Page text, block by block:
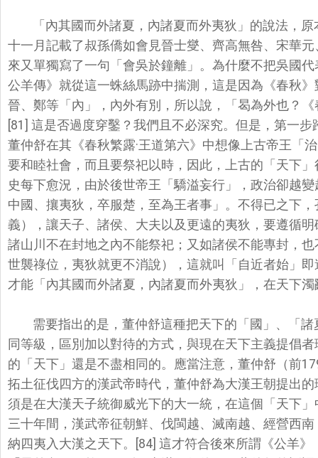
「內其國而外諸夏，內諸夏而外夷狄」的說法，
十一月記載了叔孫僑如會見晉士燮、齊高無咎、 宋華
來又單獨寫了一句「會吳於鐘離」。 為什麼不把吳國
公羊傳》就從這一蛛絲馬跡中揣測，這是因為《春秋》
晉、鄭等「內」， 內外有別，所以說，「曷為外也？
[81] 這是否過度穿鑿？我們且不必深究。但是， 第一步
董仲舒在其《春秋繁露·王道第六》中想像上古帝王「
要和睦社會，而且要祭祀以時，因此，上古的「 天下」
史每下愈況，由於後世帝王「驕溢妄行」， 政治卻越
中國、 攘夷狄，卒服楚，至為王者事」。不得已之下
義），讓天子、諸侯、 大夫以及更遠的夷狄，要遵循
諸山川不在封地之內不能祭祀；又如諸侯不能專封， 也
世襲祿位， 夷狄就更不消說），這就叫「自近者始」
才能「內其國而外諸夏， 內諸夏而外夷狄」，在天下
需要指出的是，董仲舒這種把天下的「國」、「
同等級，區別加以對待的方式， 與現在天下主義提倡
的「天下」還是不盡相同的。應當注意，董仲舒（前
拓土征伐四方的漢武帝時代， 董仲舒為大漢王朝提出
須是在大漢天子統御威光下的大一統，在這個「天下」
三十年間，漢武帝征朝鮮、 伐閩越、滅南越、經營西
納四夷入大漢之天下。[84] 這才符合後來所謂《公羊